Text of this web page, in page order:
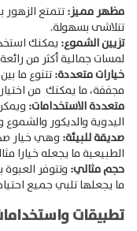
مظهر مميز:تتمتع الزهور
تتلاشى بسهولة.
تزيين الشموع: يمكنك
لمسات جمالية أكثر من
خيارات متعددة:تتنوع ما
مجففة، ما يمكنك من
متعددة الاستخدامات:
اليدوية والديكور والشموع
صديقة للبيئة: وهي خيار
الطبيعية ما يجعله خيارا
حجم مثالي:
ما يجعلها تلبي جميع
تطبيقات